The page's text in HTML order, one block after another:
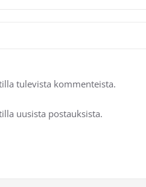
tulevista kommenteista.
uusista postauksista.